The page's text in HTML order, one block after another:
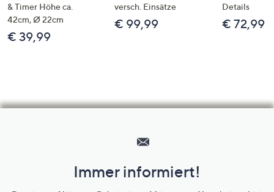
& Timer Höhe ca.
42cm, Ø 22cm
€ 39,99
versch. Einsätze
€ 99,99
Details
€ 72,99
Unternehmensinformationen
Immer informiert!